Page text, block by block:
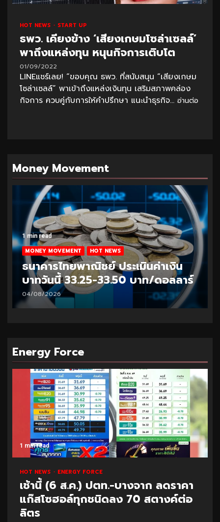
HOT NEWS START UP
ธพว. เคียงข้าง ‘เสียงเกษมโซล่าเซลล์’
พาถึงแหล่งทุน หนุนกิจการเติบโต
01/09/2022
LINEแชร์เลย! “ขอบคุณ ธพว. ที่สนับสนุน “เสียงเกษม
โซล่าเซลล์” พาเข้าถึงแหล่งเงินทุน เสริมสภาพคล่อง
กิจการ ควบคู่กับการให้คำปรึกษา แนะนำธุรกิจ... อ่านต่อ
Money Movement
1 min read
MONEY MOVEMENT HOT NEWS
ธนาคารไทยพาณิชย์ ประเมินค่าเงิน
บาทวันนี้ 33.25-33.50 บาท/ดอลลาร์
04/08/2026
Energy Force
1 min read
HOT NEWS ENERGY FORCE
เช้านี้ (6 ส.ค.) ปตท.-บางจาก ลดราคา
แก๊สโซฮอล์ทุกชนิดลง 70 สตางค์ต่อ
ลิตร